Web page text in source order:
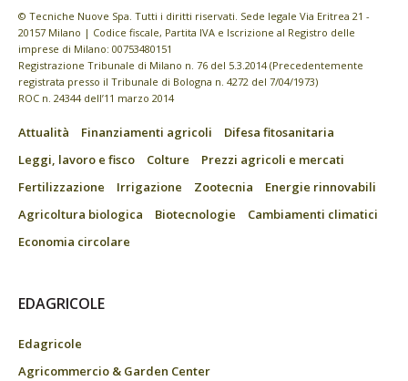
© Tecniche Nuove Spa. Tutti i diritti riservati. Sede legale Via Eritrea 21 -
20157 Milano | Codice fiscale, Partita IVA e Iscrizione al Registro delle
imprese di Milano: 00753480151
Registrazione Tribunale di Milano n. 76 del 5.3.2014 (Precedentemente
registrata presso il Tribunale di Bologna n. 4272 del 7/04/1973)
ROC n. 24344 dell’11 marzo 2014
Attualità Finanziamenti agricoli
Difesa fitosanitaria
Leggi, lavoro e fisco
Colture
Prezzi agricoli e mercati
Fertilizzazione
Irrigazione Zootecnia
Energie rinnovabili
Agricoltura biologica
Biotecnologie
Cambiamenti climatici
Economia circolare
EDAGRICOLE
Edagricole
Agricommercio & Garden Center